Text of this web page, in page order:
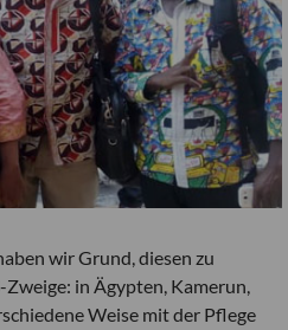
wir Grund, diesen zu
in Ägypten, Kamerun,
Weise mit der Pflege